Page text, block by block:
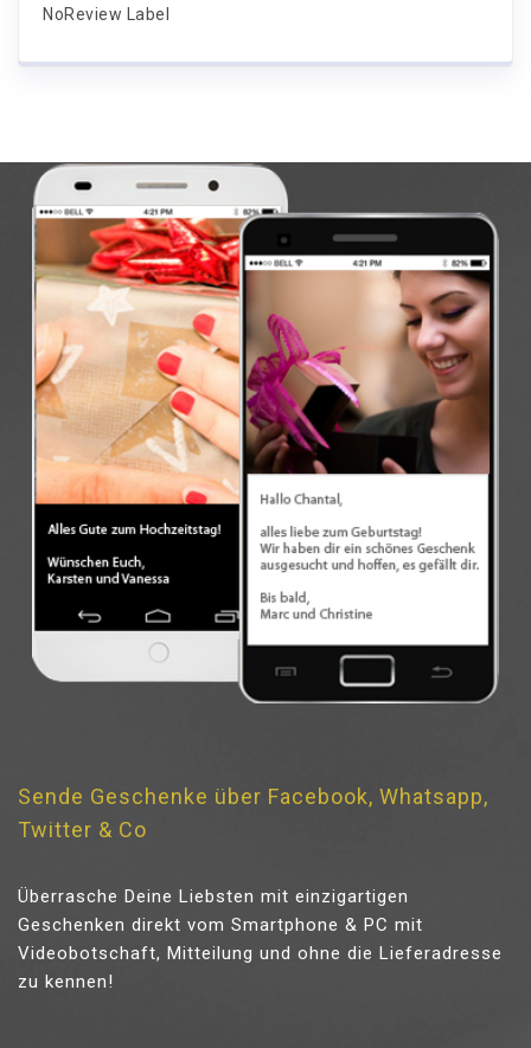
NoReview Label
Sende Geschenke über Facebook, Whatsapp,
Twitter & Co
Überrasche Deine Liebsten mit einzigartigen
Geschenken direkt vom Smartphone & PC mit
Videobotschaft, Mitteilung und ohne die Lieferadresse
zu kennen!